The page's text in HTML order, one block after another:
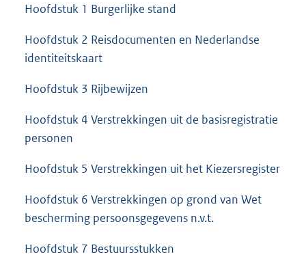
Hoofdstuk 1 Burgerlijke stand
Hoofdstuk 2 Reisdocumenten en Nederlandse
identiteitskaart
Hoofdstuk 3 Rijbewijzen
Hoofdstuk 4 Verstrekkingen uit de basisregistratie
personen
Hoofdstuk 5 Verstrekkingen uit het Kiezersregister
Hoofdstuk 6 Verstrekkingen op grond van Wet
bescherming persoonsgegevens n.v.t.
Hoofdstuk 7 Bestuursstukken